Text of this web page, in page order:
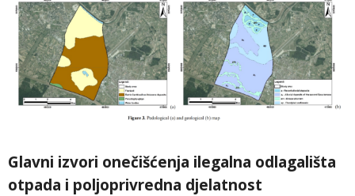
Glavni izvori onečišćenja ilegalna odlagališta
otpada i poljoprivredna djelatnost